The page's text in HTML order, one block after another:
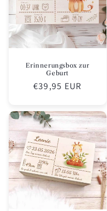
Erinnerungsbox zur
Geburt
Normaler
€39,95 EUR